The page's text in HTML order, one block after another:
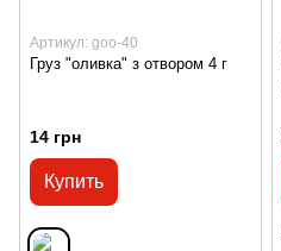
Артикул: goo-40
Груз "оливка" з отвором 4 г
14 грн
Купить